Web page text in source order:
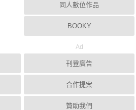
同人數位作品
BOOKY
Ad
刊登廣告
合作提案
贊助我們